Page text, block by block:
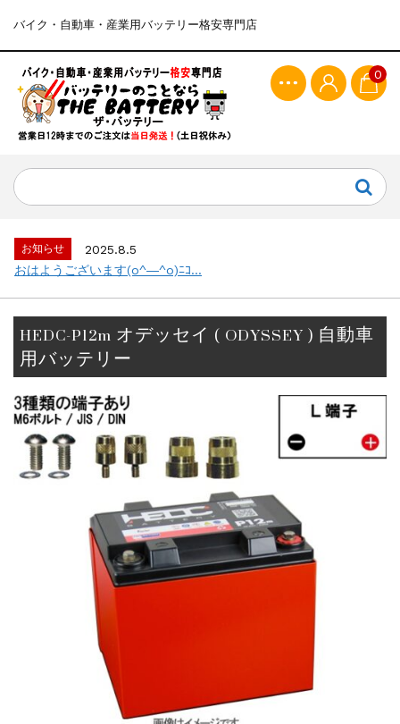
バイク・自動車・産業用バッテリー格安専門店
0
お知らせ
2025.8.5
おはようございます(o^―^o)ﾆｺ...
HEDC-P12m オデッセイ ( ODYSSEY ) 自動車
用バッテリー